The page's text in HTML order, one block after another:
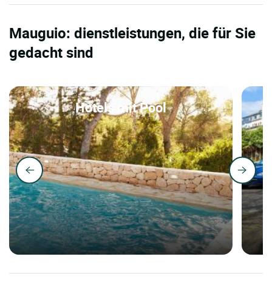
Mauguio: dienstleistungen, die für Sie
gedacht sind
Hotels mit Pool